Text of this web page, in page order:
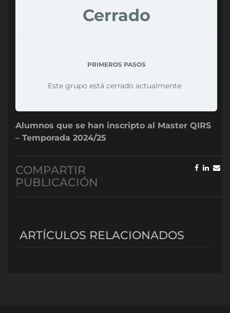
Cerrado
PRIMEROS PASOS
Este grupo está cerrado actualmente
Alumnos que se han inscripto al Master QIRS
– Temporada 2024/25
COMPARTIR
PUBLICACIÓN
ARTÍCULOS RELACIONADOS